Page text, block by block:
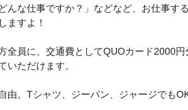
んな仕事ですか？」などなど、お仕事す
ますよ！
全員に、交通費としてQUOカード2000
いただけます。
由。Tシャツ、ジーパン、ジャージでもOK